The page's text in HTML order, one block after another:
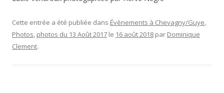
Cette entrée a été publiée dans Évènements à Chevagny/Guye
Photos photos du 13 Août 2017 le 16 août 2018 par Dominique
Clement.